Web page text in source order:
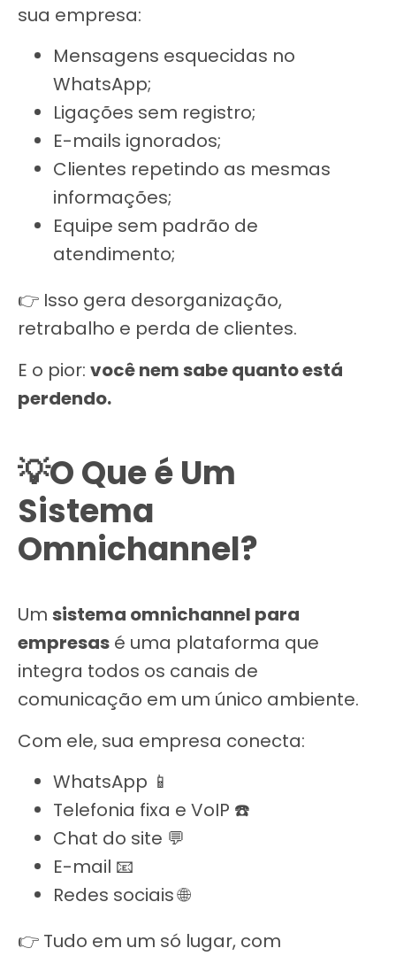
sua empresa:
Mensagens esquecidas no
WhatsApp;
Ligações sem registro;
E-mails ignorados;
Clientes repetindo as mesmas
informações;
Equipe sem padrão de
atendimento;
👉 Isso gera desorganização,
retrabalho e perda de clientes.
E o pior: você nem sabe quanto está
perdendo.
💡O Que é Um
Sistema
Omnichannel?
Um sistema omnichannel para
empresas é uma plataforma que
integra todos os canais de
comunicação em um único ambiente.
Com ele, sua empresa conecta:
WhatsApp 📱
Telefonia fixa e VoIP ☎️
Chat do site 💬
E-mail 📧
Redes sociais 🌐
👉 Tudo em um só lugar, com